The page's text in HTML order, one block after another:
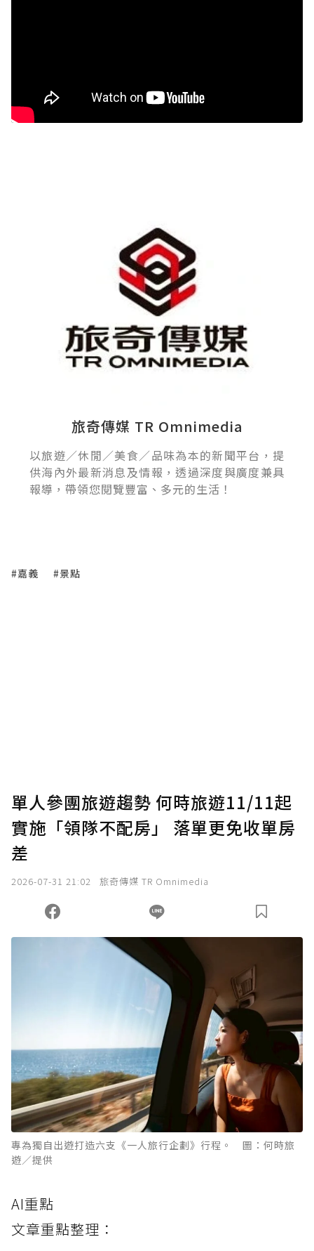
旅奇傳媒 TR Omnimedia
以旅遊／休閒／美食／品味為本的新聞平台，提
供海內外最新消息及情報，透過深度與廣度兼具
報導，帶領您閱覽豐富、多元的生活！
#嘉義 #景點
單人參團旅遊趨勢 何時旅遊11/11起
實施「領隊不配房」 落單更免收單房
差
2026-07-31 21:02 旅奇傳媒 TR Omnimedia
專為獨自出遊打造六支《一人旅行企劃》行程。 圖：何時旅
遊／提供
AI重點
文章重點整理：